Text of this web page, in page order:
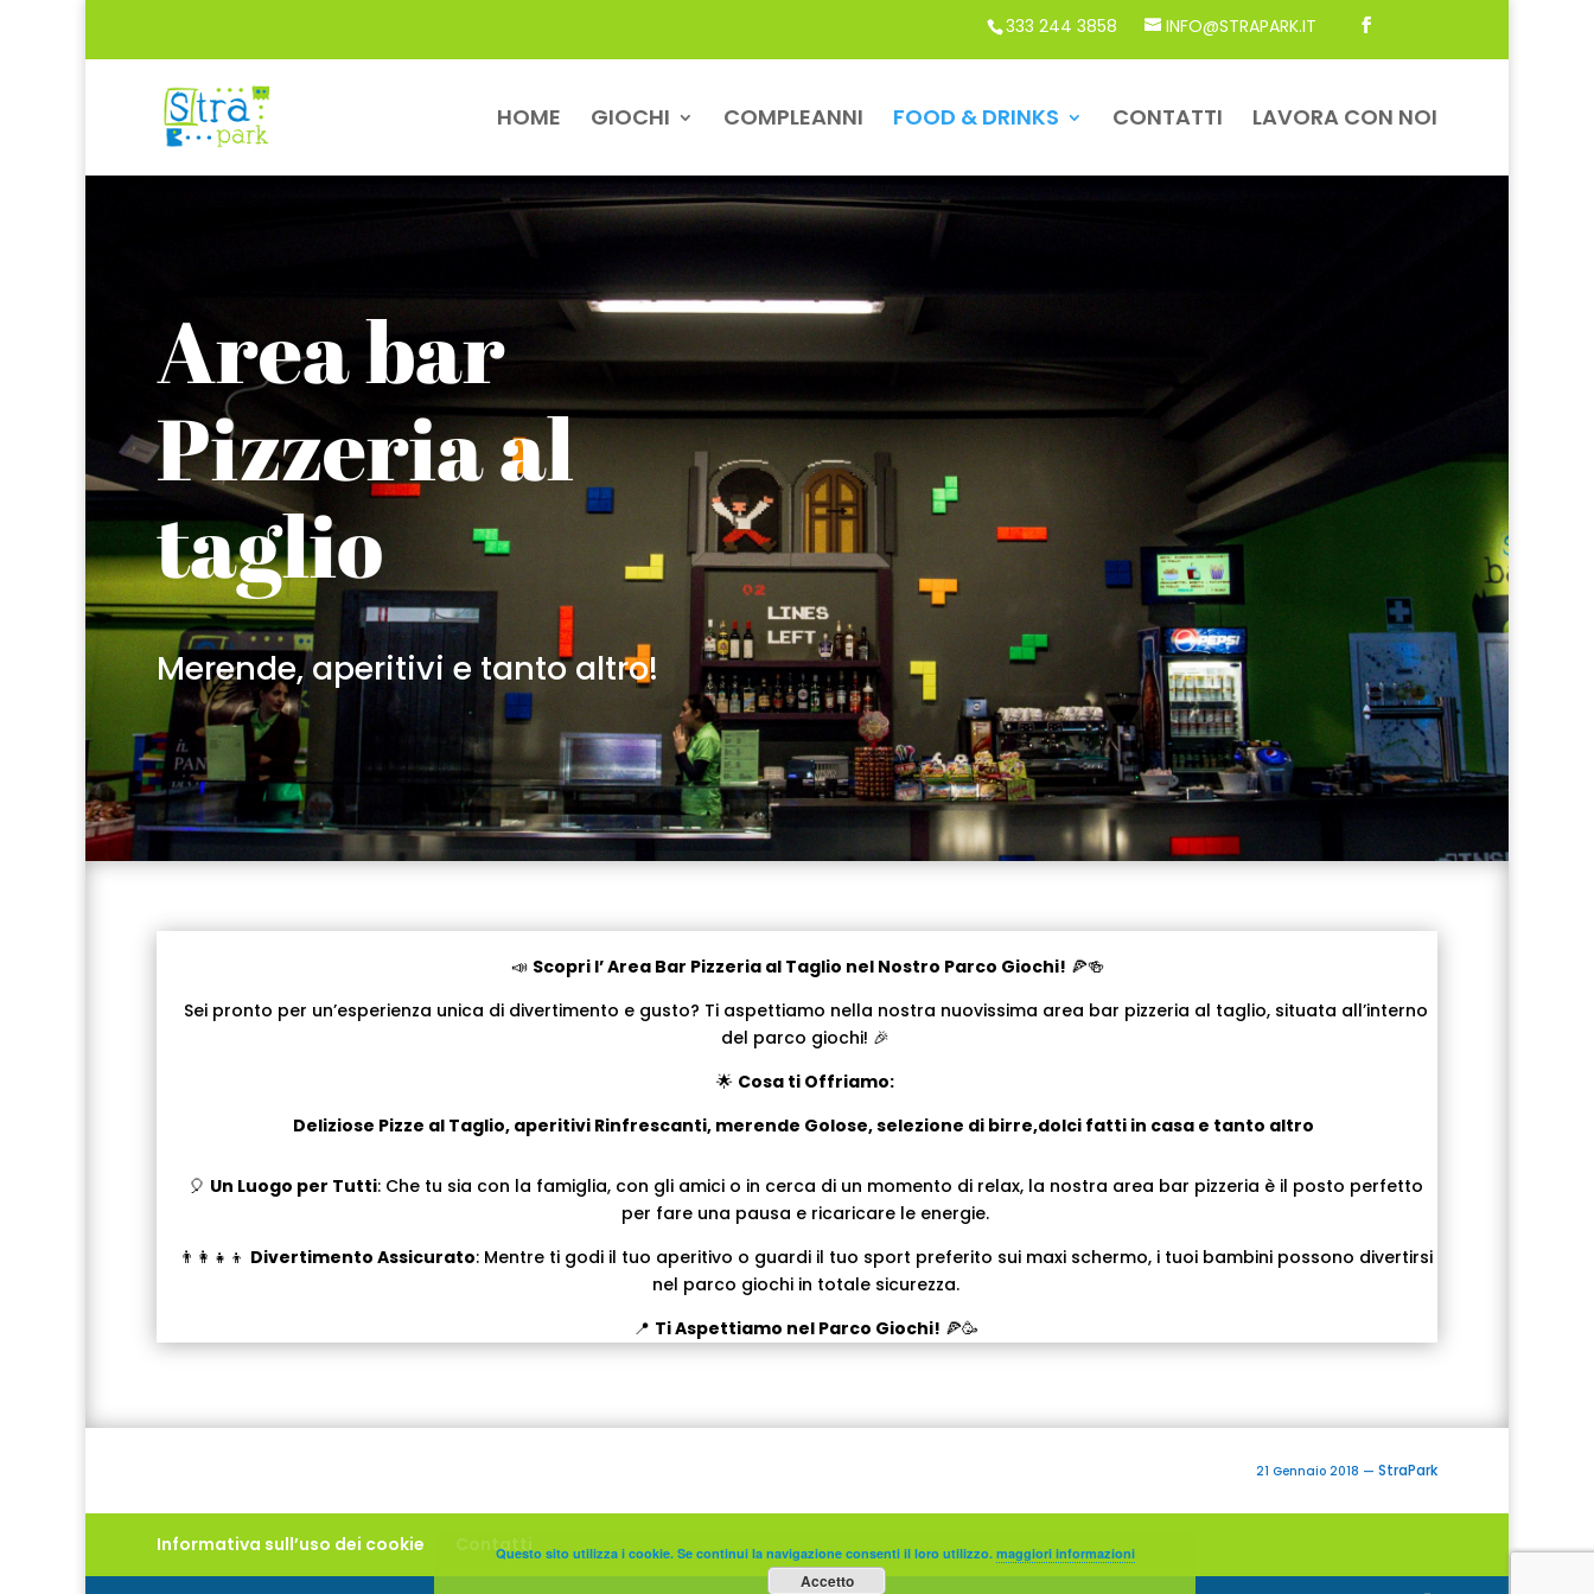
333 244 3858 INFO@STRAPARK.IT
HOME GIOCHI COMPLEANNI FOOD & DRINKS CONTATTI LAVORA CON NOI
Area bar
Pizzeria al
taglio
Merende, aperitivi e tanto altro!
📣 Scopri l’ Area Bar Pizzeria al Taglio nel Nostro Parco Giochi! 🍕🍻
Sei pronto per un’esperienza unica di divertimento e gusto? Ti aspettiamo nella nostra nuovissima area bar pizzeria al taglio, situata all’interno
del parco giochi! 🎉
🌟 Cosa ti Offriamo:
Deliziose Pizze al Taglio, aperitivi Rinfrescanti, merende Golose, selezione di birre,dolci fatti in casa e tanto altro
🎈 Un Luogo per Tutti: Che tu sia con la famiglia, con gli amici o in cerca di un momento di relax, la nostra area bar pizzeria è il posto perfetto
per fare una pausa e ricaricare le energie.
👨‍👩‍👧‍👦 Divertimento Assicurato: Mentre ti godi il tuo aperitivo o guardi il tuo sport preferito sui maxi schermo, i tuoi bambini possono divertirsi
nel parco giochi in totale sicurezza.
📍 Ti Aspettiamo nel Parco Giochi! 🍕🥳
21 Gennaio 2018 — StraPark
Informativa sull’uso dei cookie ContattiQuesto sito utilizza i cookie. Se continui la navigazione consenti il loro utilizzo. maggiori informazioni
Accetto